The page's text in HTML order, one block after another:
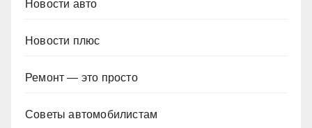
Новости авто
Новости плюс
Ремонт — это просто
Советы автомобилистам